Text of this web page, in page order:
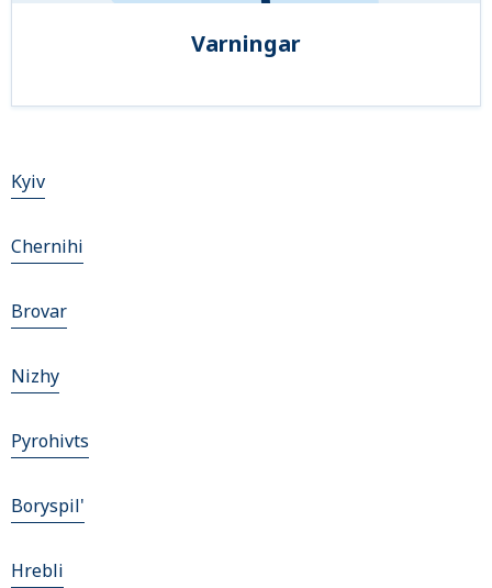
Varningar
Kyiv
Chernihi
Brovar
Nizhy
Pyrohivts
Boryspil'
Hrebli